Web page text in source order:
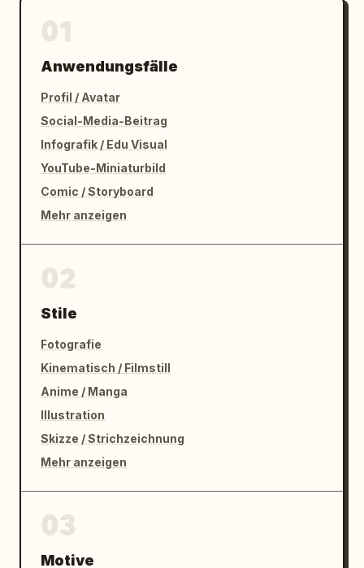
Anwendungsfälle
Profil / Avatar
Social-Media-Beitrag
Infografik / Edu Visual
YouTube-Miniaturbild
Comic / Storyboard
Mehr anzeigen
Stile
Fotografie
Kinematisch / Filmstill
Anime / Manga
Illustration
Skizze / Strichzeichnung
Mehr anzeigen
Motive